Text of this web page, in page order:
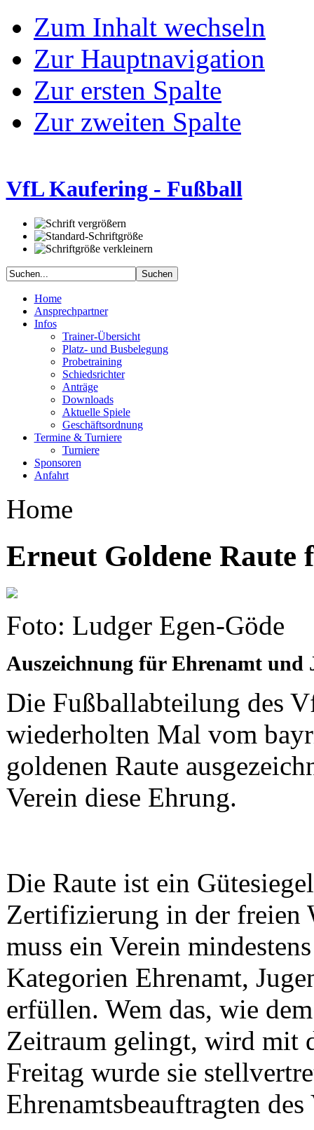
Zum Inhalt wechseln
Zur Hauptnavigation
Zur ersten Spalte
Zur zweiten Spalte
VfL Kaufering - Fußball
Home
Ansprechpartner
Infos
Trainer-Übersicht
Platz- und Busbelegung
Probetraining
Schiedsrichter
Anträge
Downloads
Aktuelle Spiele
Geschäftsordnung
Termine & Turniere
Turniere
Sponsoren
Anfahrt
Home
Erneut Goldene
Foto: Ludger Egen-Göde
Auszeichnung für Ehrenamt und
Die Fußballabteilung des
wiederholten Mal vom
goldenen Raute
Verein diese Ehrung.
Die Raute ist ein
Zertifizierung in der freien
muss ein Verein
Kategorien Ehrenamt,
erfüllen. Wem das, wie
Zeitraum gelingt, wird mit
Freitag wurde sie
Ehrenamtsbeauftragten